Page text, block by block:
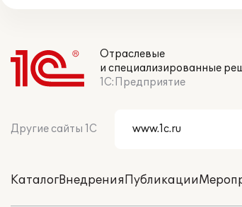
Отраслевые
и специализированные
1С:Предприятие
Другие сайты 1С
КаталогВнедренияПубликации